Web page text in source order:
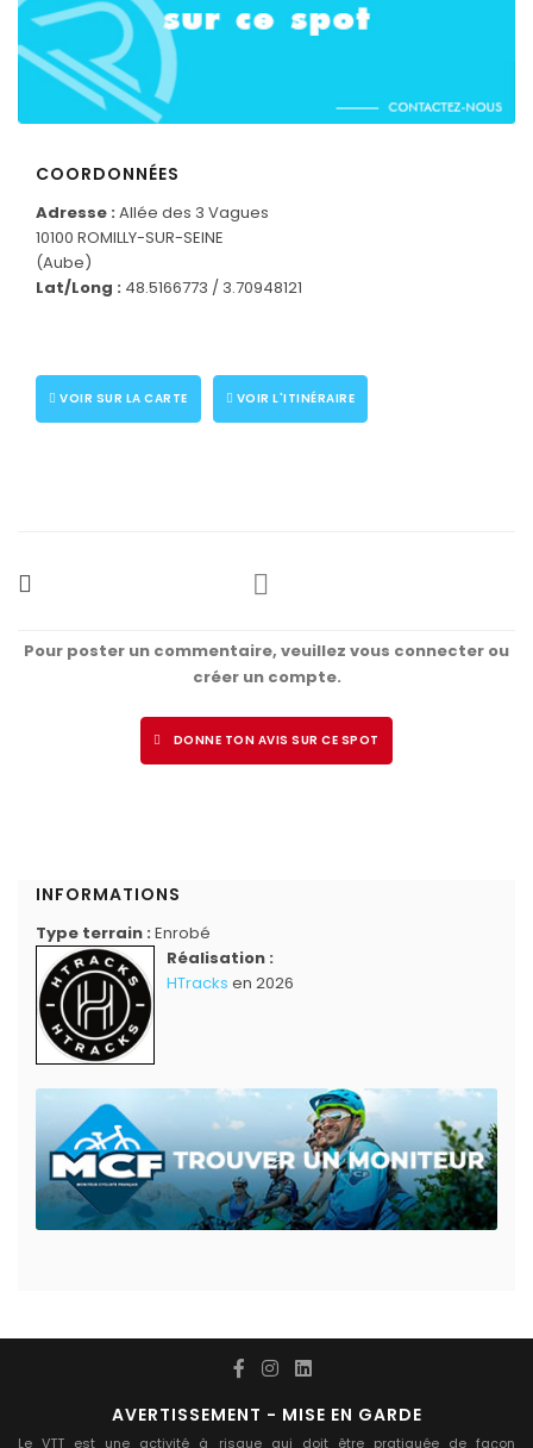
COORDONNÉES
Adresse : Allée des 3 Vagues
10100 ROMILLY-SUR-SEINE
(Aube)
Lat/Long : 48.5166773 / 3.70948121
VOIR SUR LA CARTE VOIR L'ITINÉRAIRE
Pour poster un commentaire, veuillez vous connecter ou
créer un compte.
DONNE TON AVIS SUR CE SPOT
INFORMATIONS
Type terrain : Enrobé
Réalisation :
HTracks en 2026
AVERTISSEMENT - MISE EN GARDE
Le VTT est une activité à risque qui doit être pratiquée de façon